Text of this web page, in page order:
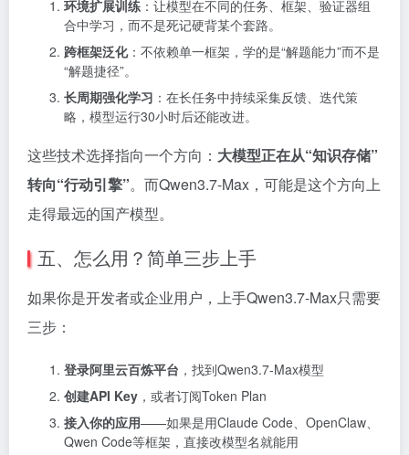
环境扩展训练 ：让模型在不同的任务、框架、验证器组
合中学习，而不是死记硬背某个套路。
跨框架泛化：不依赖单一框架，学的是“解题能力”而不是
“解题捷径”。
长周期强化学习 ：在长任务中持续采集反馈、迭代策
略，模型运行30小时后还能改进。
这些技术选择指向一个方向： 大模型正在从“知识存储”
转向“行动引擎”。而Qwen3.7-Max，可能是这个方向上
走得最远的国产模型。
五、怎么用？简单三步上手
如果你是开发者或企业用户，上手Qwen3.7-Max只需要
三步：
登录阿里云百炼平台 ，找到Qwen3.7-Max模型
创建API Key ，或者订阅Token Plan
接入你的应用——如果是用Claude Code、OpenClaw、
Qwen Code等框架，直接改模型名就能用